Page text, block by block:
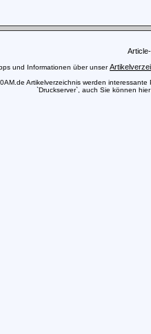
und Informationen über unser
Artikelverzeichnis werden
`Druckserver`, auch Sie können